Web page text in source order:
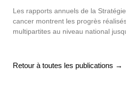
Les rapports annuels de la
cancer montrent les progrès
multipartites au niveau national
Retour à toutes les publications →